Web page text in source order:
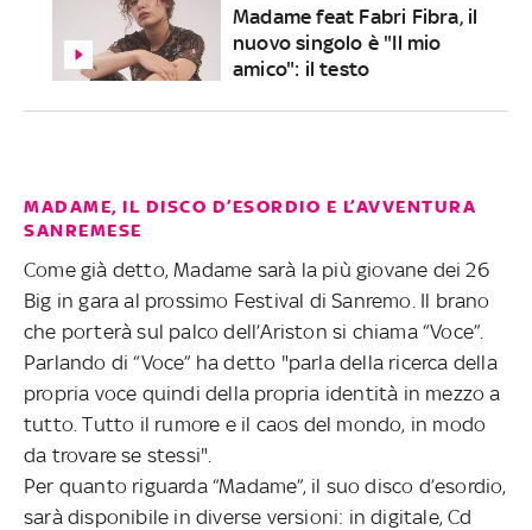
Madame feat Fabri Fibra, il
nuovo singolo è "Il mio
amico": il testo
MADAME, IL DISCO D’ESORDIO E L’AVVENTURA
SANREMESE
Come già detto, Madame sarà la più giovane dei 26
Big in gara al prossimo Festival di Sanremo. Il brano
che porterà sul palco dell’Ariston si chiama “Voce”.
Parlando di “Voce” ha detto "parla della ricerca della
propria voce quindi della propria identità in mezzo a
tutto. Tutto il rumore e il caos del mondo, in modo
da trovare se stessi".
Per quanto riguarda “Madame”, il suo disco d’esordio,
sarà disponibile in diverse versioni: in digitale, Cd